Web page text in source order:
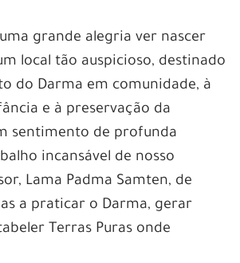
grande alegria ver nascer
local tão auspicioso, destinado
do Darma em comunidade, à
e à preservação da
sentimento de profunda
incansável de nosso
Lama Padma Samten, de
a praticar o Darma, gerar
Terras Puras onde